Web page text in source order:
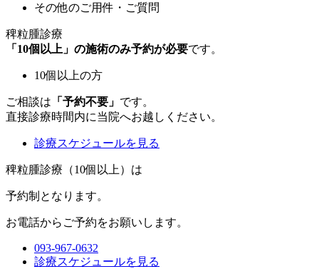
その他のご用件・ご質問
稗粒腫診療
「10個以上」の施術のみ予約が必要です。
10個以上の方
ご相談は 「予約不要」 です。
直接診療時間内に当院へお越しください。
診療スケジュールを見る
稗粒腫診療（10個以上）は
予約制 となります。
お電話からご予約をお願いします。
093-967-0632
診療スケジュールを見る